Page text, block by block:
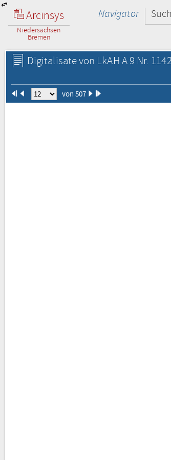
Arcinsys
Niedersachsen
Bremen
Navigator
Digitalisate von LkAH A 9 Nr. 1142
von 507